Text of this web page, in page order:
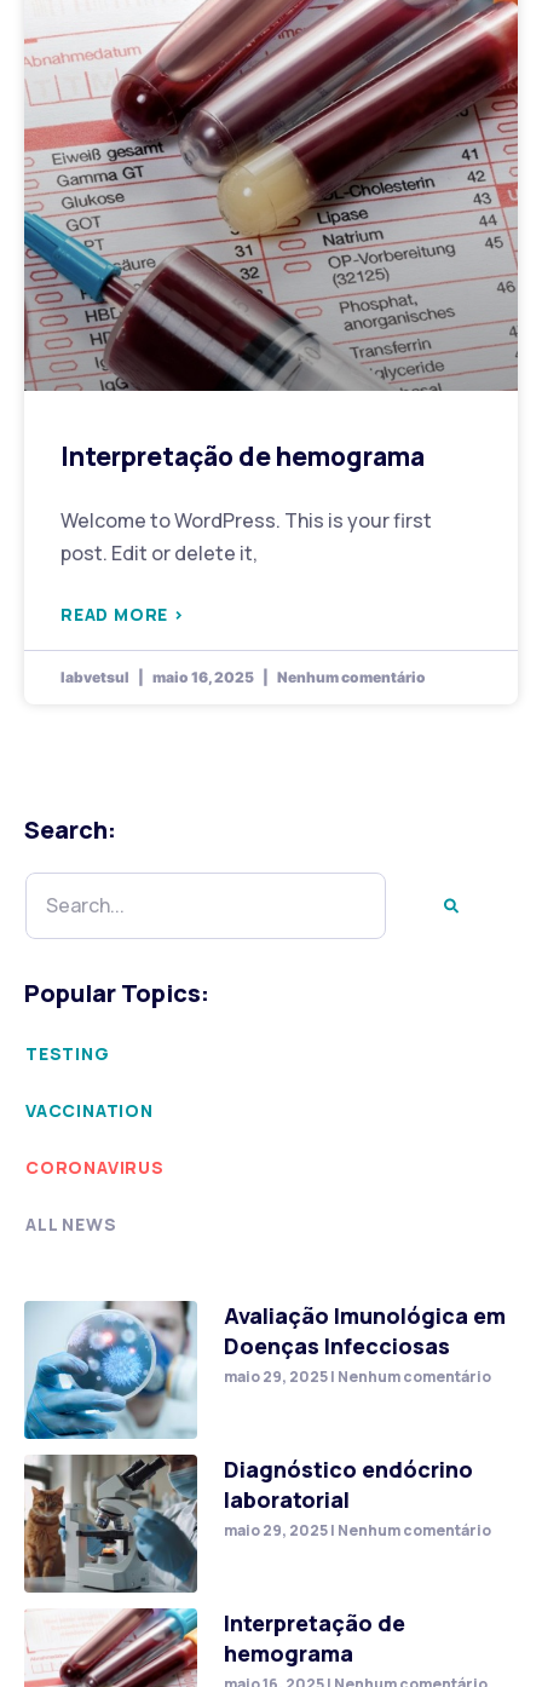
Interpretação de hemograma
Welcome to WordPress. This is your first
post. Edit or delete it,
READ MORE >
labvetsul maio 16, 2025 Nenhum comentário
Search:
Popular Topics:
TESTING
VACCINATION
CORONAVIRUS
ALL NEWS
Avaliação Imunológica em
Doenças Infecciosas
maio 29, 2025 Nenhum comentário
Diagnóstico endócrino
laboratorial
maio 29, 2025 Nenhum comentário
Interpretação de
hemograma